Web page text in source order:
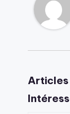
Articles